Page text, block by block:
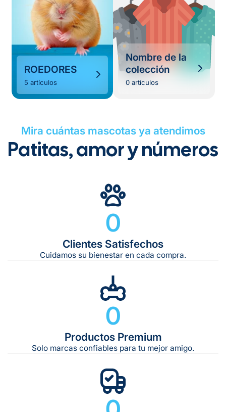
ROEDORES
5 artículos
Nombre de la
colección
0 artículos
Mira cuántas mascotas ya atendimos
Patitas, amor y números
0
Clientes Satisfechos
Cuidamos su bienestar en cada compra.
0
Productos Premium
Solo marcas confiables para tu mejor amigo.